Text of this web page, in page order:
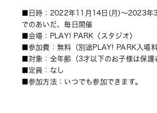
■日時：2022年11月14日(月)～2023年
でのあいだ、毎日開催
■会場：PLAY! PARK〈スタジオ〉
■参加費：無料（別途PLAY! PARK入場
■対象：全年齢（3才以下のお子様は保護
■定員：なし
■参加方法：いつでも参加できます。